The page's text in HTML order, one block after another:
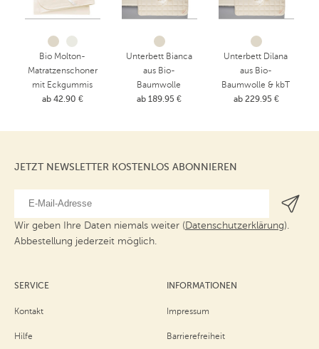
Bio Molton-
Matratzenschoner
mit Eckgummis
ab 42.90 €
Unterbett Bianca
aus Bio-
Baumwolle
ab 189.95 €
Unterbett Dilana
aus Bio-
Baumwolle & kbT
Wolle
ab 229.95 €
JETZT NEWSLETTER KOSTENLOS ABONNIEREN
Wir geben Ihre Daten niemals weiter (Datenschutzerklärung).
Abbestellung jederzeit möglich.
SERVICE
Kontakt
Hilfe
INFORMATIONEN
Impressum
Barrierefreiheit